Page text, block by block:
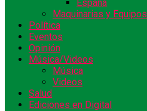
España
Maquinarias y Equipos
Política
Eventos
Opinión
Música/Videos
Música
Videos
Salud
Ediciones en Digital